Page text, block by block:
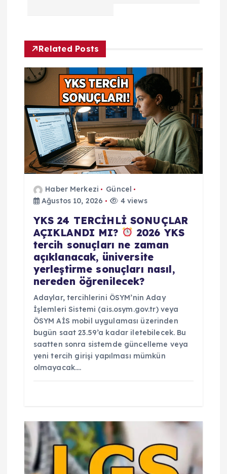
m
e
s
Related Posts
Haber Merkezi
Güncel
Ağustos 10, 2026
4 views
YKS 24 TERCİHLİ SONUÇLAR
AÇIKLANDI MI?
2026 YKS
tercih sonuçları ne zaman
açıklanacak, üniversite
yerleştirme sonuçları nasıl,
nereden öğrenilecek?
Adaylar, tercihlerini ÖSYM’nin Aday
İşlemleri Sistemi (ais.osym.gov.tr) veya
ÖSYM AİS mobil uygulaması üzerinden
bugün saat 23.59’a kadar iletebilecek. Bu
saatten sonra sistemde güncelleme veya
yeni tercih girişi yapılması mümkün
olmayacak.…